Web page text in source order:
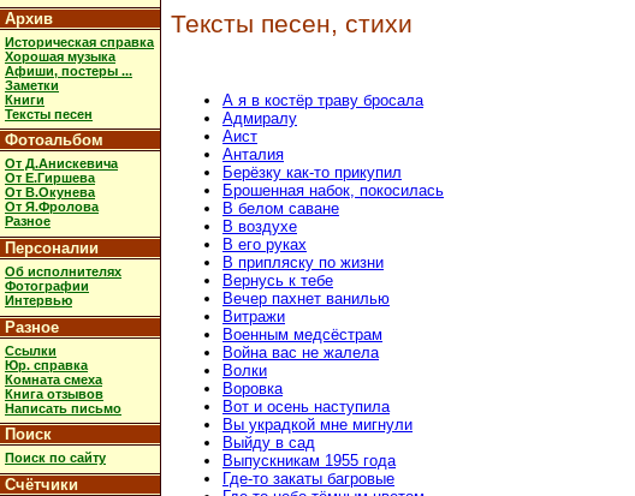
Архив
Историческая справка
Хорошая музыка
Афиши, постеры ...
Заметки
Книги
Тексты песен
Фотоальбом
От Д.Анискевича
От Е.Гиршева
От В.Окунева
От Я.Фролова
Разное
Персоналии
Об исполнителях
Фотографии
Интервью
Разное
Ссылки
Юр. справка
Комната смеха
Книга отзывов
Написать письмо
Поиск
Поиск по сайту
Счётчики
Тексты песен, стихи
А я в костёр траву бросала
Адмиралу
Аист
Анталия
Берёзку как-то прикупил
Брошенная набок, покосилась
В белом саване
В воздухе
В его руках
В припляску по жизни
Вернусь к тебе
Вечер пахнет ванилью
Витражи
Военным медсёстрам
Война вас не жалела
Волки
Воровка
Вот и осень наступила
Вы украдкой мне мигнули
Выйду в сад
Выпускникам 1955 года
Где-то закаты багровые